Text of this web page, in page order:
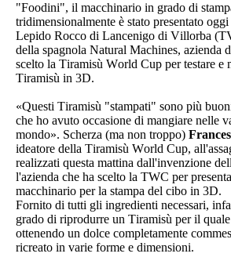
"Foodini", il macchinario in grado di
tridimensionalmente è stato presentato
Lepido Rocco di Lancenigo di Villorba
della spagnola Natural Machines, azienda
scelto la Tiramisù World Cup per testare
Tiramisù in 3D.
«Questi Tiramisù "stampati" sono più
che ho avuto occasione di mangiare nelle
mondo». Scherza (ma non troppo)
ideatore della Tiramisù World Cup,
realizzati questa mattina dall'invenzione
l'azienda che ha scelto la TWC per
macchinario per la stampa del cibo in 3D.
Fornito di tutti gli ingredienti necessari,
grado di riprodurre un Tiramisù per il
ottenendo un dolce completamente
ricreato in varie forme e dimensioni.